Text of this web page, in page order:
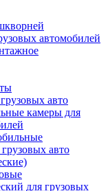
автомобилей
авто
камеры для
авто
для грузовых